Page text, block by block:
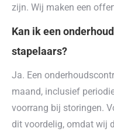
zijn. Wij maken een
Kan ik een
stapelaars?
Ja. Een
maand, inclusief
voorrang bij storingen.
dit voordelig, omdat wij